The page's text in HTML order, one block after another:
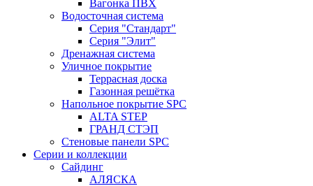
Вагонка ПВХ
Водосточная система
Серия "Стандарт"
Серия "Элит"
Дренажная система
Уличное покрытие
Террасная доска
Газонная решётка
Напольное покрытие SPC
ALTA STEP
ГРАНД СТЭП
Стеновые панели SPC
Серии и коллекции
Сайдинг
АЛЯСКА